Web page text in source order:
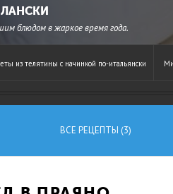
блюдом в жаркое время года.
из телятины с начинкой по-итальянски
ВСЕ РЕЦЕПТЫ (3)